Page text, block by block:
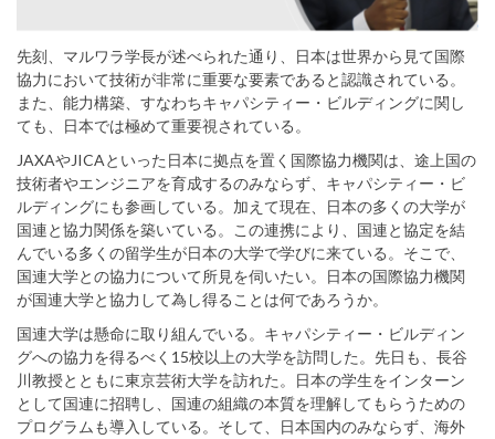
先刻、マルワラ学長が述べられた通り、日本は世界から見て国際
協力において技術が非常に重要な要素であると認識されている。
また、能力構築、すなわちキャパシティー・ビルディングに関し
ても、日本では極めて重要視されている。
JAXAやJICAといった日本に拠点を置く国際協力機関は、途上国の
技術者やエンジニアを育成するのみならず、キャパシティー・ビ
ルディングにも参画している。加えて現在、日本の多くの大学が
国連と協力関係を築いている。この連携により、国連と協定を結
んでいる多くの留学生が日本の大学で学びに来ている。そこで、
国連大学との協力について所見を伺いたい。日本の国際協力機関
が国連大学と協力して為し得ることは何であろうか。
国連大学は懸命に取り組んでいる。キャパシティー・ビルディン
グへの協力を得るべく15校以上の大学を訪問した。先日も、長谷
川教授とともに東京芸術大学を訪れた。日本の学生をインターン
として国連に招聘し、国連の組織の本質を理解してもらうための
プログラムも導入している。そして、日本国内のみならず、海外